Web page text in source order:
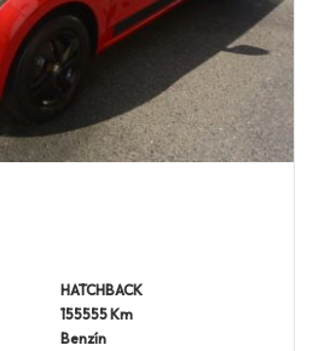
HATCHBACK
155555 Km
Benzín